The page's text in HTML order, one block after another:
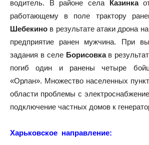
водитель. В районе села Казинка
работающему в поле трактору
Шебекино в результате атаки дрона
предприятие ранен мужчина. При
задания в селе Борисовкав
погиб один и ранены четыре
«Орлан». Множество населенных
области проблемы с
подключение частных домов к
Харьковское направление: